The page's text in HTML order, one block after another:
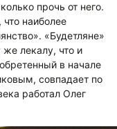
прочь от него.
наиболее
«Будетляне»
же лекалу, что и
в начале
совпадает по
работал Олег